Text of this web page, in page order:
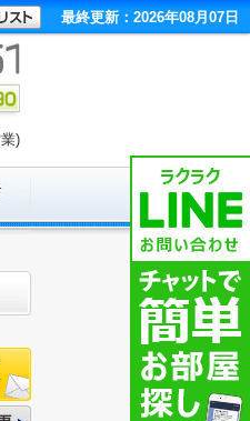
最終更新：2026年08月07日
)